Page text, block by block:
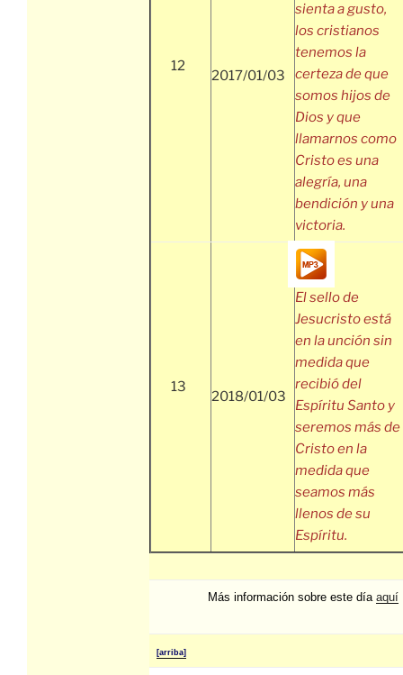
12
2017/01/03
sienta a gusto,
los cristianos
tenemos la
certeza de que
somos hijos de
Dios y que
llamarnos como
Cristo es una
alegría, una
bendición y una
victoria.
13
2018/01/03
El sello de
Jesucristo está
en la unción sin
medida que
recibió del
Espíritu Santo y
seremos más de
Cristo en la
medida que
seamos más
llenos de su
Espíritu.
Más información sobre este día aquí
[arriba]